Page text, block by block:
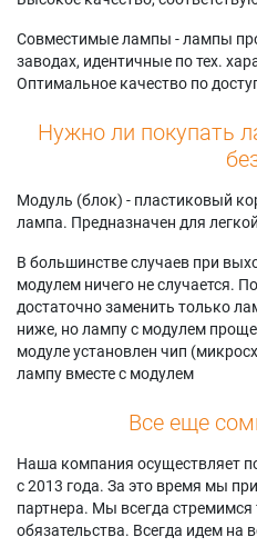
Совместимые лампы - лампы
заводах, идентичные по тех.
Оптимальное качество по
Нужно ли покупать
Модуль (блок) - пластиковый
лампа. Предназначен для
В большинстве случаев при
модулем ничего не случается.
достаточно заменить только
ниже, но лампу с модулем
модуле установлен чип
лампу вместе с модулем
Все еще
Наша компания осуществляет
с 2013 года. За это время мы
партнера. Мы всегда стремимся
обязательства. Всегда идем на